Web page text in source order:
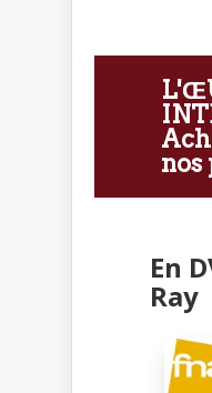
nos
En
Ray